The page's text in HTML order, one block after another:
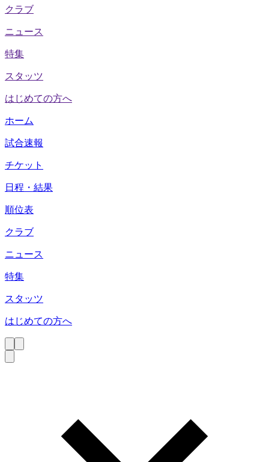
クラブ
ニュース
特集
スタッツ
はじめての方へ
ホーム
試合速報
チケット
日程・結果
順位表
クラブ
ニュース
特集
スタッツ
はじめての方へ